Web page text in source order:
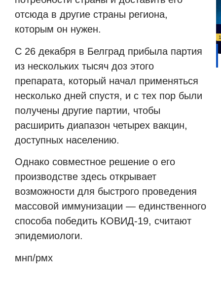
отсюда в другие страны региона,
которым он нужен.
С 26 декабря в Белград прибыла партия
из нескольких тысяч доз этого
препарата, который начал применяться
несколько дней спустя, и с тех пор были
получены другие партии, чтобы
расширить диапазон четырех вакцин,
доступных населению.
Однако совместное решение о его
производстве здесь открывает
возможности для быстрого проведения
массовой иммунизации — единственного
способа победить КОВИД-19, считают
эпидемиологи.
мнп/рмх